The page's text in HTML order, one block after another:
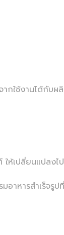
ใช้งานได้กับผ
ให้เปลี่ยนแปลง
อาหารสำเร็จ